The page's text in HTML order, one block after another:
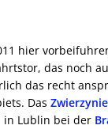
hier
das noch
das recht
Das
in Lublin bei der